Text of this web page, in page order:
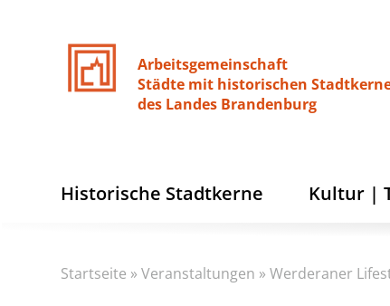
Arbeitsgemeinschaft
Städte mit historischen
des Landes Brandenburg
Historische Stadtkerne Kultur |
Startseite »Veranstaltungen »Werderaner